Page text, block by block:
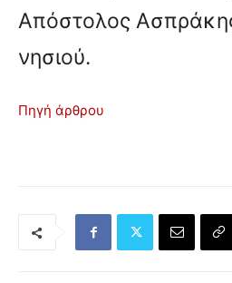
Απόστολος
νησιού.
Πηγή άρθρου